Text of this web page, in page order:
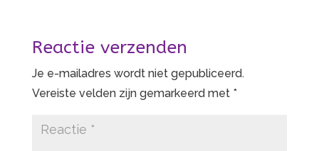
Reactie verzenden
Je e-mailadres wordt niet gepubliceerd.
Vereiste velden zijn gemarkeerd met *